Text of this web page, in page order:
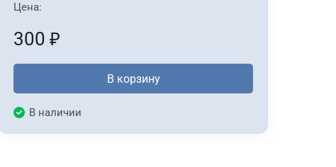
Цена:
300 ₽
В корзину
В наличии